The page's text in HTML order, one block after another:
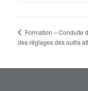
Formation – Conduite
des réglages des outils